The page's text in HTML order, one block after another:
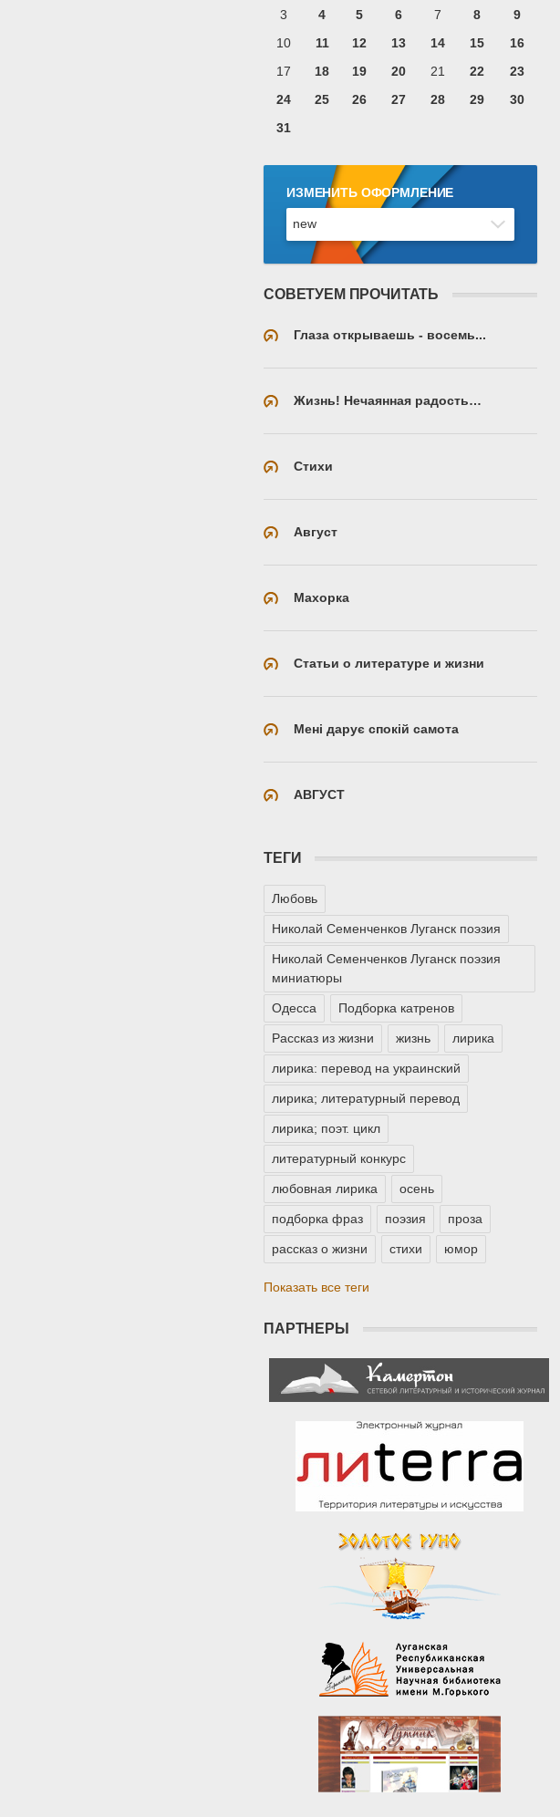
3
4 5 6 7 8
9
10
11 12 13 14 15
16
17
18 19 20 21 22
23
24
25 26 27 28 29
30
31
ИЗМЕНИТЬ ОФОРМЛЕНИЕ
СОВЕТУЕМ ПРОЧИТАТЬ
Глаза открываешь - восемь...
Жизнь! Нечаянная радость…
Стихи
Август
Махорка
Статьи о литературе и жизни
Мені дарує спокій самота
АВГУСТ
ТЕГИ
Любовь
Николай Семенченков Луганск поэзия
Николай Семенченков Луганск поэзия
миниатюры
Одесса Подборка катренов
Рассказ из жизни жизнь лирика
лирика: перевод на украинский
лирика; литературный перевод
лирика; поэт. цикл
литературный конкурс
любовная лирика осень
подборка фраз поэзия проза
рассказ о жизни стихи юмор
Показать все теги
ПАРТНЕРЫ